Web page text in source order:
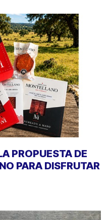
PROPUESTA DE
PARA DISFRUTAR